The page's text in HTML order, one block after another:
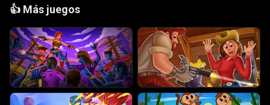
👍 Más juegos